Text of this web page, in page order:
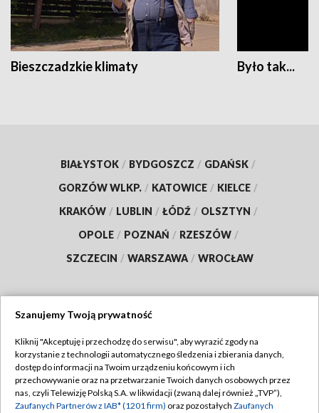
Bieszczadzkie klimaty Było tak...
BIAŁYSTOK / BYDGOSZCZ / GDAŃSK /
GORZÓW WLKP. / KATOWICE / KIELCE /
KRAKÓW / LUBLIN / ŁÓDŹ / OLSZTYN /
OPOLE / POZNAŃ / RZESZÓW /
SZCZECIN / WARSZAWA / WROCŁAW
TVP
Abonament TVP
Emisja w TVP
Regulamin TVP
Polityka prywatności
Szanujemy Twoją prywatność
Kliknij "Akceptuję i przechodzę do serwisu", aby wyrazić zgody na
korzystanie z technologii automatycznego śledzenia i zbierania danych,
dostęp do informacji na Twoim urządzeniu końcowym i ich
przechowywanie oraz na przetwarzanie Twoich danych osobowych przez
nas, czyli Telewizję Polską S.A. w likwidacji (zwaną dalej również „TVP”),
Zaufanych Partnerów z IAB* (1201 firm) oraz pozostałych Zaufanych